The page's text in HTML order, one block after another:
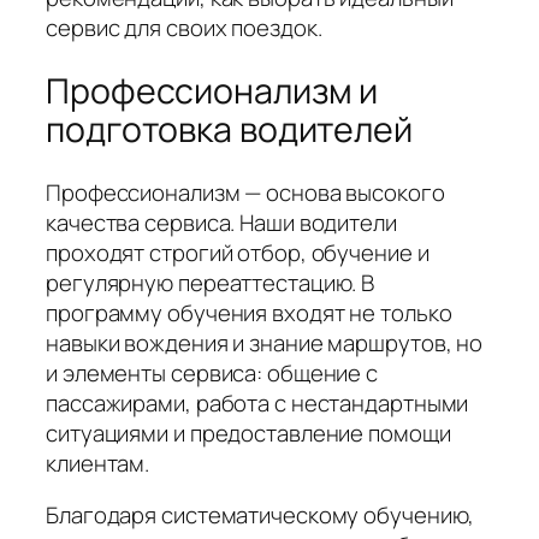
сервис для своих поездок.
Профессионализм и
подготовка водителей
Профессионализм — основа высокого
качества сервиса. Наши водители
проходят строгий отбор, обучение и
регулярную переаттестацию. В
программу обучения входят не только
навыки вождения и знание маршрутов, но
и элементы сервиса: общение с
пассажирами, работа с нестандартными
ситуациями и предоставление помощи
клиентам.
Благодаря систематическому обучению,